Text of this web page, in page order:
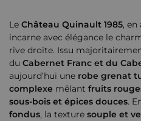
Le Château Quinault 1985, en
incarne avec élégance le
rive droite. Issu
du Cabernet Franc et du
aujourd’hui une robe grenat
complexe mêlant fruits
sous-bois et épices douces.
fondus, la texture souple et